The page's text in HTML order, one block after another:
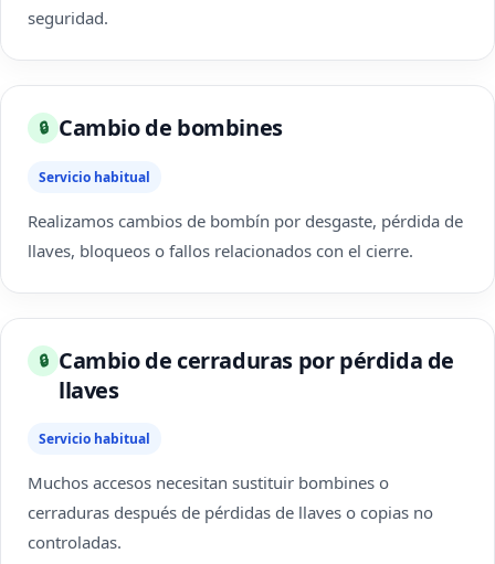
seguridad.
🔒 Cambio de bombines
Servicio habitual
Realizamos cambios de bombín por desgaste, pérdida de
llaves, bloqueos o fallos relacionados con el cierre.
🔒 Cambio de cerraduras por pérdida de
llaves
Servicio habitual
Muchos accesos necesitan sustituir bombines o
cerraduras después de pérdidas de llaves o copias no
controladas.